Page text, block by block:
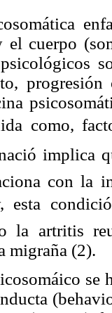
el cuerpo
psicológicos
como,
implica
con la
esta
la artritis
migraña (2).
se